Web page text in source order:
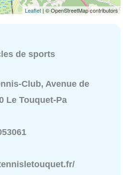
Leaflet | © OpenStreetMap contributors
de sports
Club, Avenue de
Le Touquet-Pa